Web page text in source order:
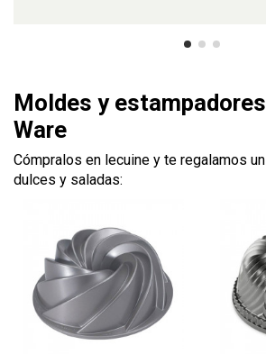
Moldes y
Ware
Cómpralos en lecuine y te regalamos
dulces y saladas: